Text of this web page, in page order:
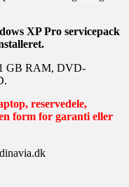
XP Pro servicepack
1 GB RAM, DVD-
reservedele,
form for garanti eller